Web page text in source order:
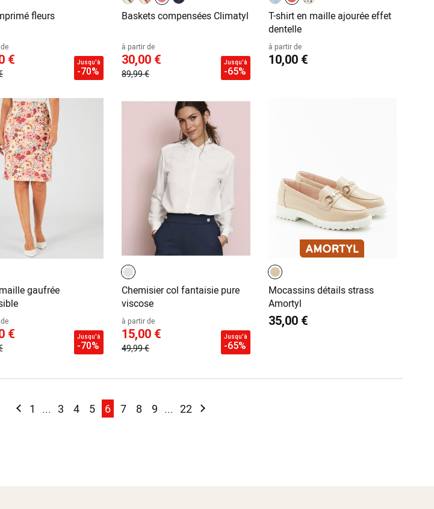
fleurs
€ Jusqu'à
-70%
Baskets compensées Climatyl
à partir de
30,00 €
89,99 €
Jusqu'à
-65%
T-shirt en maille ajourée effet
dentelle
à partir de
10,00 €
gaufrée
€ Jusqu'à
-70%
Chemisier col fantaisie pure
viscose
à partir de
15,00 €
49,99 €
Jusqu'à
-65%
Mocassins détails strass
Amortyl
35,00 €
PagePage
Précédent
Page
1 ... Page
3 Page
4 Page
5 You're currently reading page
6 Page
7 Page
8 Page
9 ... Page
22 Page
Suivant